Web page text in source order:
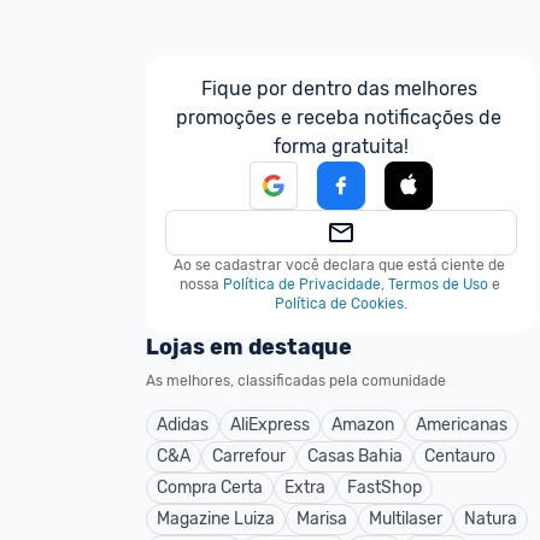
Fique por dentro das melhores
promoções e receba notificações de
forma gratuita!
Ao se cadastrar você declara que está ciente de
nossa Política de Privacidade, Termos de Uso e
Política de Cookies.
Lojas em destaque
As melhores, classificadas pela comunidade
Adidas AliExpress Amazon
Americanas
C&A
Carrefour Casas Bahia
Centauro
Compra Certa
Extra
FastShop
Magazine Luiza
Marisa Multilaser
Natura